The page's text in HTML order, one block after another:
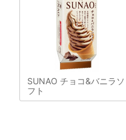
SUNAO チョコ&バニラソ
フト